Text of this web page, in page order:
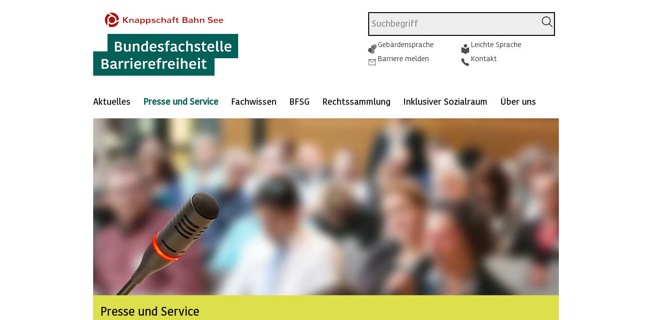
Gebärdensprache
Leichte Sprache
Barriere melden
Kontakt
Aktuelles Presse und Service Fachwissen BFSG Rechtssammlung Inklusiver Sozialraum Über uns
Presse und Service